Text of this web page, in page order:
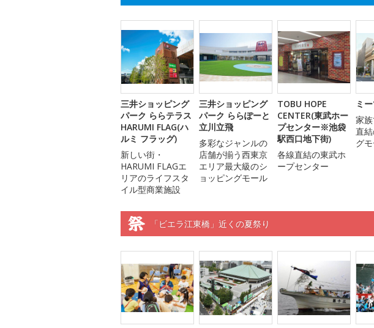
三井ショッピング
パーク ららテラス
HARUMI FLAG(ハ
ルミ フラッグ)
新しい街・
HARUMI FLAGエ
リアのライフスタ
イル型商業施設
三井ショッピング
パーク ららぽーと
立川立飛
多彩なジャンルの
店舗が揃う西東京
エリア最大級のシ
ョッピングモール
TOBU HOPE
CENTER(東武ホー
プセンター※池袋
駅西口地下街)
各線直結の東武ホ
ープセンター
ミ
家
直
グ
「ビエラ江東橋」近くの夏祭り